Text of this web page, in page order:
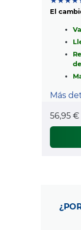
El
Más
56,95 €